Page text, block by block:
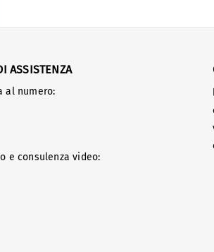
ASSISTENZA
al numero:
e consulenza video: